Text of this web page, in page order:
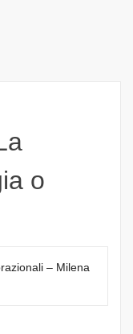
o
– Milena